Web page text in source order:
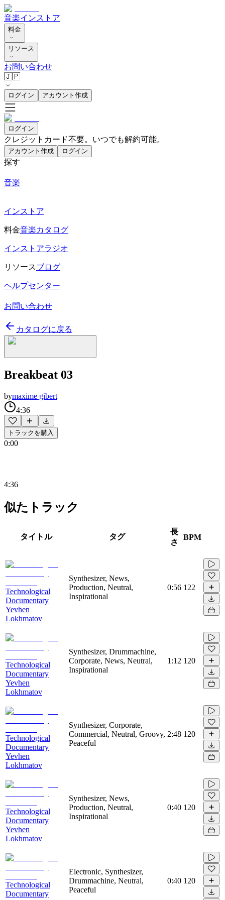
音楽インストア
料金
リソース
お問い合わせ
🇯🇵
ログイン アカウント作成
ログイン
クレジットカード不要。いつでも解約可能。
アカウント作成 ログイン
探す
音楽
インストア
料金音楽カタログ
インストアラジオ
リソースブログ
ヘルプセンター
お問い合わせ
カタログに戻る
Breakbeat 03
bymaxime gibert
4:36
トラックを購入
0:00
4:36
似たトラック
タイトル タグ
長
さ
BPM
Technological
Documentary
Yevhen
Lokhmatov
Synthesizer, News,
Production, Neutral,
Inspirational
0:56 122
Technological
Documentary
Yevhen
Lokhmatov
Synthesizer, Drummachine,
Corporate, News, Neutral,
Inspirational
1:12 120
Technological
Documentary
Yevhen
Lokhmatov
Synthesizer, Corporate,
Commercial, Neutral, Groovy,
Peaceful
2:48 120
Technological
Documentary
Yevhen
Lokhmatov
Synthesizer, News,
Production, Neutral,
Inspirational
0:40 120
Technological
Documentary
Electronic, Synthesizer,
Drummachine, Neutral,
Peaceful
0:40 120